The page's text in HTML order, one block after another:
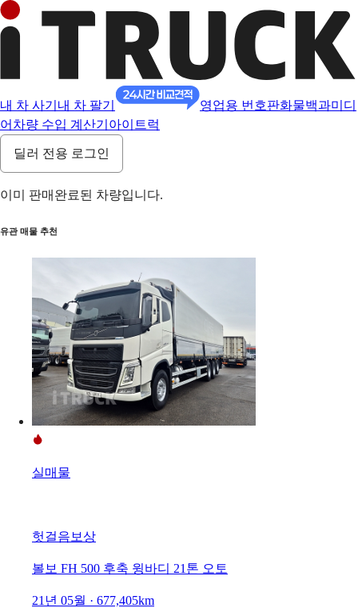
내 차 사기 내 차 팔기 영업용 번호판화물백과미디
어 차량 수입 계산기 아이트럭
딜러 전용 로그인
이미 판매완료된 차량입니다.
유관 매물 추천
실매물
헛걸음보상
볼보 FH 500 후축 윙바디 21톤 오토
21년 05월 · 677,405km